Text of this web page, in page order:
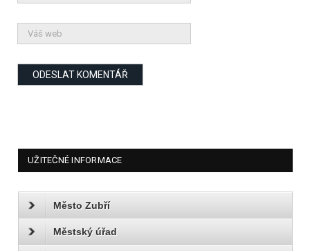
UŽITEČNÉ INFORMACE
Město Zubří
Městský úřad